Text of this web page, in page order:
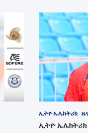
ኢትዮ ኤሌክትሪክ
ኢትዮ